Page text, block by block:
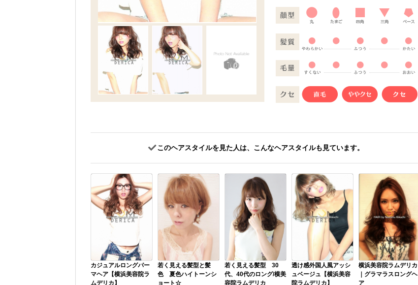
このヘアスタイルを見た人は、こんなヘアスタイルも見ています。
カジュアルロングパー
マヘア【横浜美容院ラ
ムデリカ】
若く見える髪型と髪
色 夏色ハイトーンシ
ョート☆
若く見える髪型 30
代、40代のロング/横美
容院ラムデリカ
透け感外国人風アッシ
ュベージュ【横浜美容
院ラムデリカ】
横浜美容院ラムデリカ
｜グラマラスロングヘ
ア